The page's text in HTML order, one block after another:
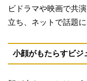
ビドラマや映画で共
立ち、ネットで話題
小顔がもたらすビジ